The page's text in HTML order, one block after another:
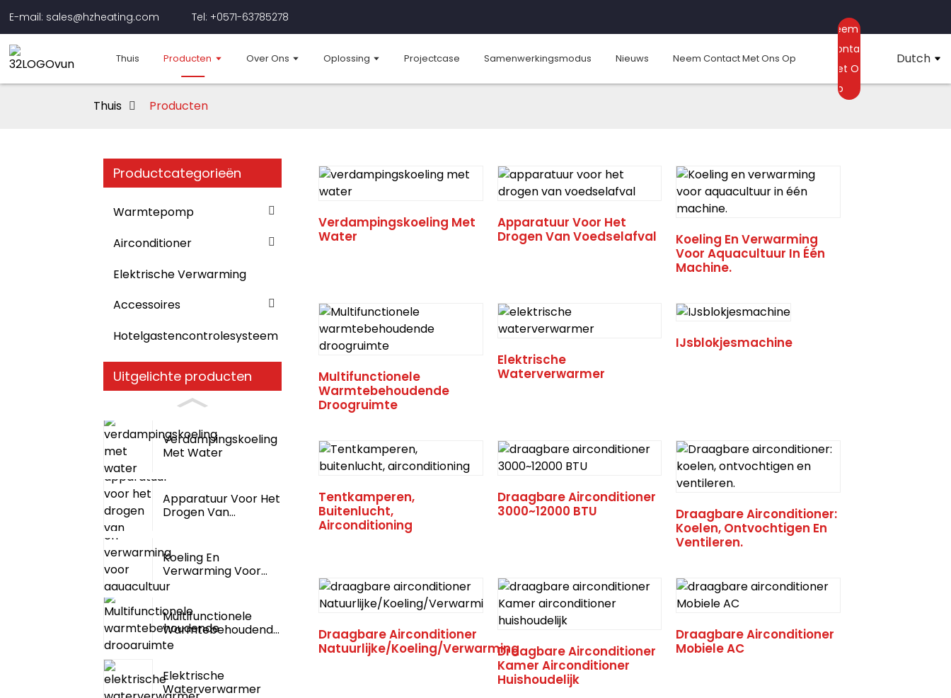
E-mail: sales@hzheating.com Tel: +0571-63785278
Thuis Producten Over Ons Oplossing Projectcase Samenwerkingsmodus Nieuws Neem Contact Met Ons Op
Neem
Contact
Met Ons
Op
Dutch
Thuis Producten
Productcategorieën
Warmtepomp
Airconditioner
Elektrische Verwarming
Accessoires
Hotelgastencontrolesysteem
Uitgelichte producten
Verdampingskoeling
Met Water
Apparatuur Voor Het
Drogen Van
Koeling En
Verwarming Voor
Aquacultuur In Één...
Multifunctionele
Warmtebehoudende
Droogruimte
Elektrische
Waterverwarmer
Verdampingskoeling Met
Water
Apparatuur Voor Het
Drogen Van Voedselafval
Koeling En Verwarming
Voor Aquacultuur In Één
Machine.
Multifunctionele
Warmtebehoudende
Droogruimte
Elektrische
Waterverwarmer
IJsblokjesmachine
Tentkamperen,
Buitenlucht,
Airconditioning
Draagbare Airconditioner
3000~12000 BTU
Draagbare Airconditioner:
Koelen, Ontvochtigen En
Ventileren.
Draagbare Airconditioner
Natuurlijke/Koeling/VerwarmingDraagbare Airconditioner
Kamer Airconditioner
Huishoudelijk
Draagbare Airconditioner
Mobiele AC